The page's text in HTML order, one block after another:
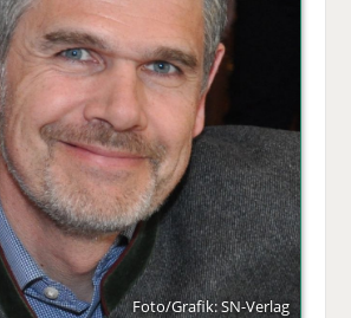
Foto/Grafik: SN-Verlag